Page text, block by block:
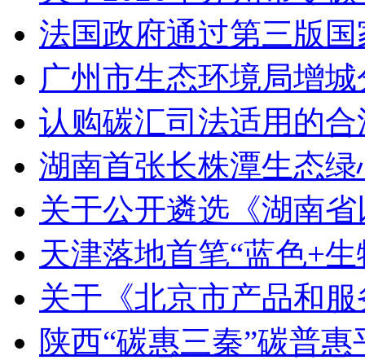
法国政府通过第三版
广州市生态环境局增
认购碳汇司法适用的
湖南首张长株潭生态
关于公开遴选《湖南
天津落地首笔“蓝色+
关于《北京市产品和
陕西“碳惠三秦”碳普